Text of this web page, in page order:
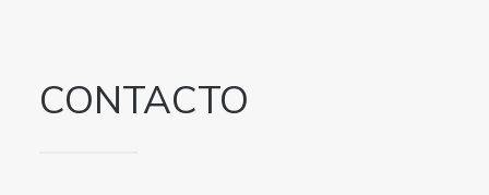
CONTACTO